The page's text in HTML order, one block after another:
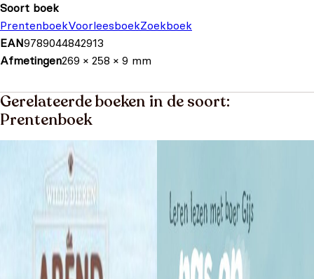
Soort boek
PrentenboekVoorleesboekZoekboek
EAN9789044842913
Afmetingen269 × 258 × 9 mm
Gerelateerde boeken in de soort:
Prentenboek